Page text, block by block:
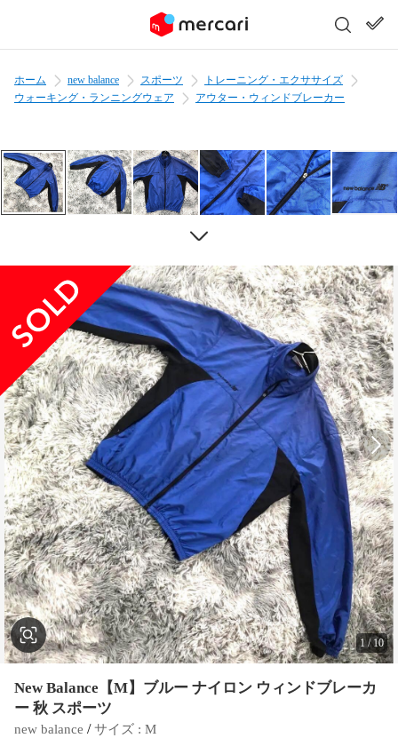
ホーム new balance スポーツ
トレーニング・エクササイズ
ウォーキング・ランニングウェア
アウター・ウィンドブレーカー
1/10
New Balance【M】ブルー ナイロン ウィンドブレーカ
ー 秋 スポーツ
new balance / サイズ : M